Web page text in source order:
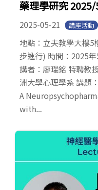
藥理學研究
2025-05-21 講座活動
地點：立夫教學大樓
步進行) 時間：2025
講者：廖瑞銘 特聘教
洲大學心理學系 講
A
with...